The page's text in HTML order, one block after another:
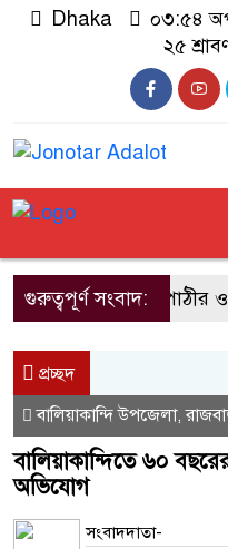
Dhaka
০৩:৫৪
২৫
গুরুত্বপূর্ণ সংবাদ:সহপাঠীর ওপর
প্রচ্ছদ
বালিয়াকান্দি উপজেলা,
বালিয়াকান্দিতে ৬০
অভিযোগ
সংবাদদাতা-